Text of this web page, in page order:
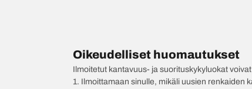
Oikeudelliset huomautukset
Ilmoitetut kantavuus- ja suorituskykyluokat
1. Ilmoittamaan sinulle, mikäli uusien renkaiden